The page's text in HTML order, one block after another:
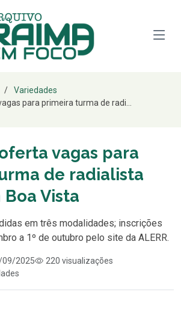
Variedades
para primeira turma de radi...
vagas para
de radialista
Vista
em três modalidades; inscrições
a 1º de outubro pelo site da ALERR.
09/2025
220 visualizações